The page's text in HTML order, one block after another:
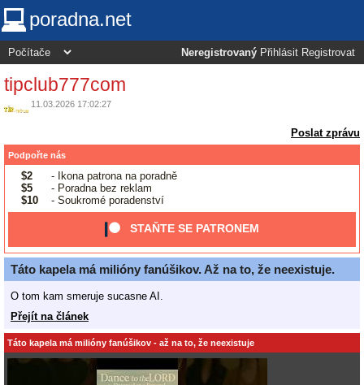
poradna.net
Neregistrovaný Přihlásit Registrovat
tipclub777com
11.03.2026 17:02:27
Poslat zprávu
Podpořte nás
$2
- Ikona patrona na poradně
$5
- Poradna bez reklam
$10
- Soukromé poradenství
STAŇTE SE PATRONEM
Táto kapela má milióny fanúšikov. Až na to, že neexistuje.
O tom kam smeruje sucasne AI.
Přejít na článek
Táto kapela má milióny fanúšikov - až na to, že neexistuje